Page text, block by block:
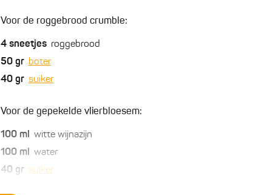
Voor de roggebrood crumble:
4 sneetjes roggebrood
50 gr boter
40 gr suiker
Voor de gepekelde vlierbloesem:
100 ml witte wijnazijn
100 ml water
40 gr suiker